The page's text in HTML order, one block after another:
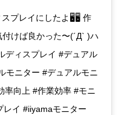
プレイにしたよ🖥🖥 作
付けば良かった〜(´Д` )ハ
ディスプレイ #デュアル
モニター #デュアルモニ
率向上 #作業効率 #モニ
レイ #iiyamaモニター